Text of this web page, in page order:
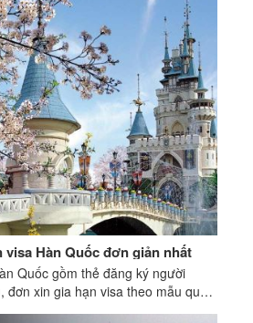
Hàn Quốc đơn giản nhất
Quốc gồm thẻ đăng ký người
đơn xin gia hạn visa theo mẫu quy